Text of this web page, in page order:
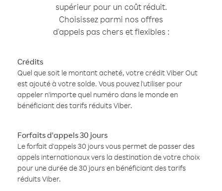
supérieur pour un coût réduit.
Choisissez parmi nos offres
d'appels pas chers et flexibles :
Crédits
Quel que soit le montant acheté, votre crédit Viber Out
est ajouté à votre solde. Vous pouvez l'utiliser pour
appeler n'importe quel numéro dans le monde en
bénéficiant des tarifs réduits Viber.
Forfaits d'appels 30 jours
Le forfait d'appels 30 jours vous permet de passer des
appels internationaux vers la destination de votre choix
pour une durée de 30 jours en bénéficiant des tarifs
réduits Viber.